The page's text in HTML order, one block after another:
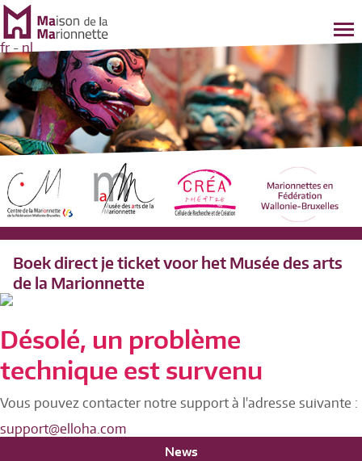
fr-nl
Boek direct je ticket voor het Musée des arts
de la Marionnette
Désolé, un problème
technique est survenu
Vous pouvez contacter notre support à l'adresse suivante :
support@elloha.com
News